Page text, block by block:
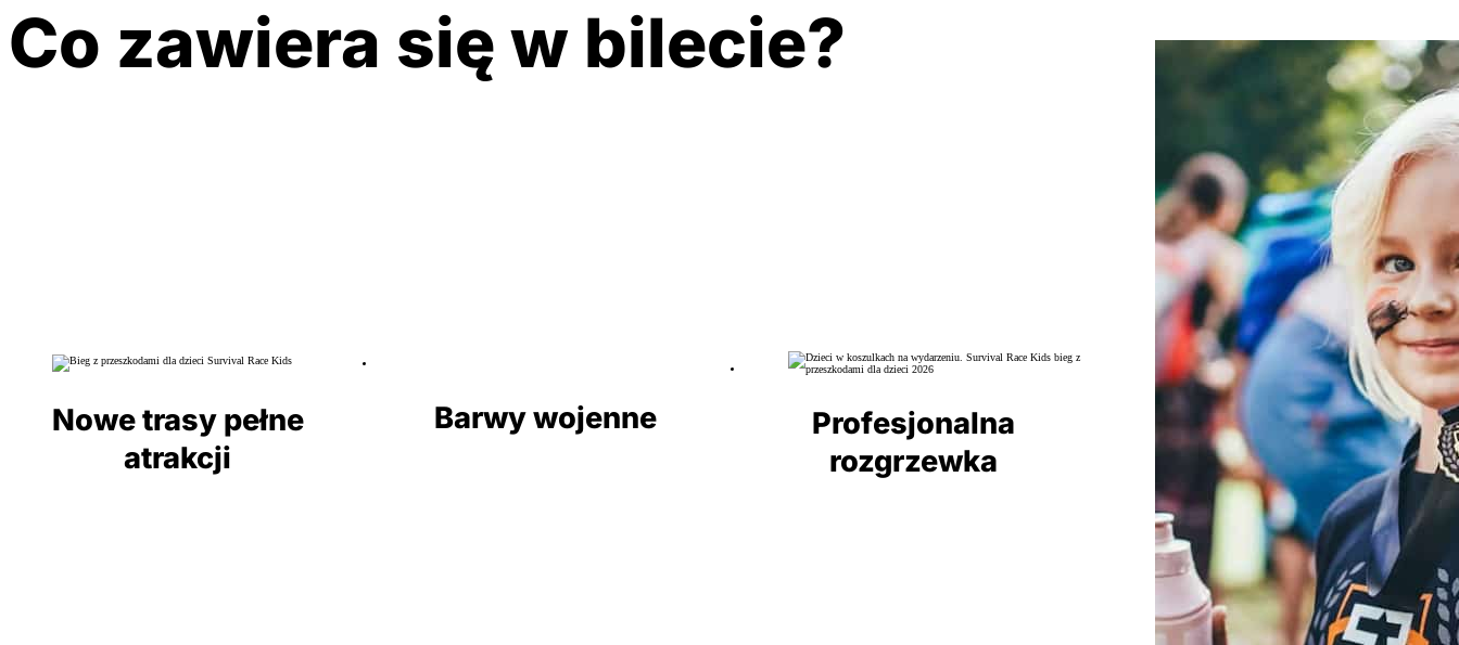
Co zawiera się w bilecie?
Nowe trasy pełne
atrakcji
Barwy wojenne
Profesjonalna
rozgrzewka